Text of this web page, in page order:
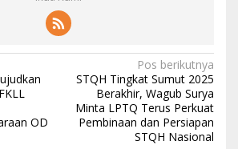
OD
Pos berikutnya
STQH Tingkat Sumut 2025
Berakhir, Wagub Surya
Minta LPTQ Terus Perkuat
Pembinaan dan Persiapan
STQH Nasional